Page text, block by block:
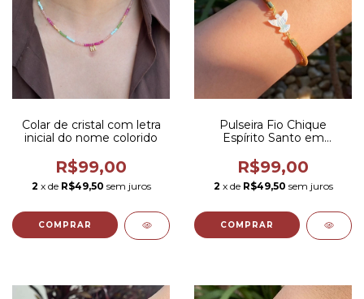
Colar de cristal com letra
inicial do nome colorido
R$99,00
2 x de R$49,50 sem juros
COMPRAR
Pulseira Fio Chique
Espírito Santo em
R$99,00
2 x de R$49,50 sem juros
COMPRAR